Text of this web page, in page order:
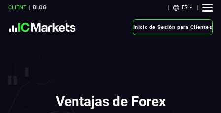
CLIENT BLOG ES
Inicio de Sesión para Clientes
Ventajas de Forex